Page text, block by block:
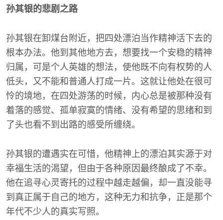
孙其银的悲剧之路
孙其银在卸煤台附近，把四处漂泊当作精神活下去的
根本办法。他到其他地方去，想要找一个安稳的精神
归属，可是个人英雄的想法，使他既不向有权势的人
低头，又不能和普通人打成一片。这就让他处在很可
怜的境地，在四处游荡的时候，内心总是被那种没有
着落的感觉、孤单寂寞的情绪、没有希望的思绪和到
了头也看不到出路的感受所缠绕。
孙其银的遭遇实在可惜，他精神上的漂泊其实源于对
幸福生活的渴望，但由于各种原因最终酿成了不幸。
他在追寻心灵寄托的过程中越走越偏，却一直没能寻
到真正属于自己的地方，这种无力和抗争，正是那个
年代不少人的真实写照。